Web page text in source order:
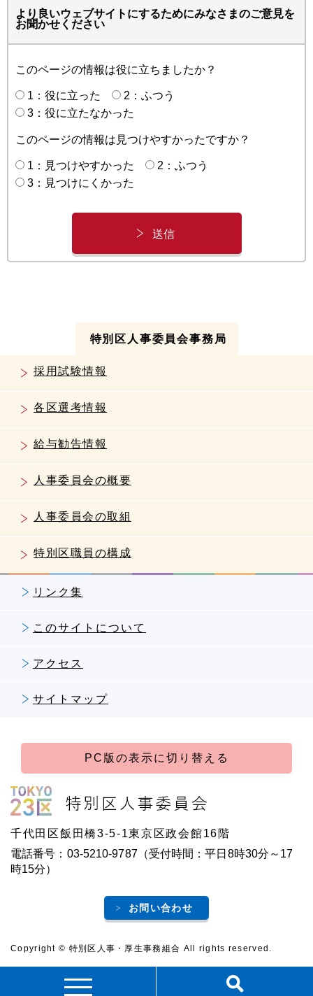
より良いウェブサイトにするためにみなさまのご意見を
お聞かせください
このページの情報は役に立ちましたか？
1：役に立った
2：ふつう
3：役に立たなかった
このページの情報は見つけやすかったですか？
1：見つけやすかった
2：ふつう
3：見つけにくかった
特別区人事委員会事務局
採用試験情報
各区選考情報
給与勧告情報
人事委員会の概要
人事委員会の取組
特別区職員の構成
リンク集
このサイトについて
アクセス
サイトマップ
PC版の表示に切り替える
千代田区飯田橋3-5-1東京区政会館16階
電話番号：03-5210-9787（受付時間：平日8時30分～17
時15分）
お問い合わせ
Copyright © 特別区人事・厚生事務組合 All rights reserved.